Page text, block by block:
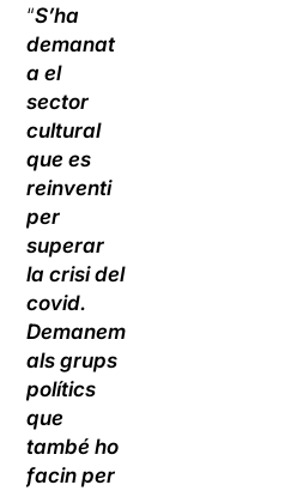
“S’ha
demanat
a el
sector
cultural
que es
reinventi
per
superar
la crisi del
covid.
Demanem
als grups
polítics
que
també ho
facin per